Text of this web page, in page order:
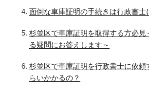
面倒な車庫証明の手続きは行政書士
杉並区で車庫証明を取得する方必見
る疑問にお答えします～
杉並区で車庫証明を行政書士に依頼
らいかかるの？